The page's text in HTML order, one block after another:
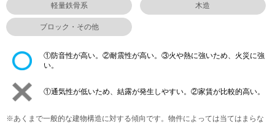
軽量鉄骨系 木造
ブロック・その他
①防音性が高い。②耐震性が高い。③火や熱に強いため、火災に強
い。
①通気性が低いため、結露が発生しやすい。②家賃が比較的高い。
※あくまで一般的な建物構造に対する傾向です。物件によっては当てはまらな